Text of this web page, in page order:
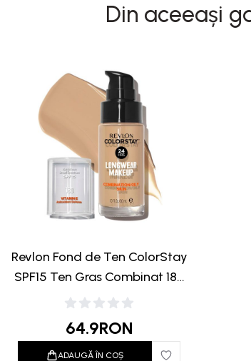
Din aceeași
Revlon Fond de Ten ColorStay
SPF15 Ten Gras Combinat 180
Sand Beige 30ml
64.9RON
ADAUGĂ ÎN COȘ